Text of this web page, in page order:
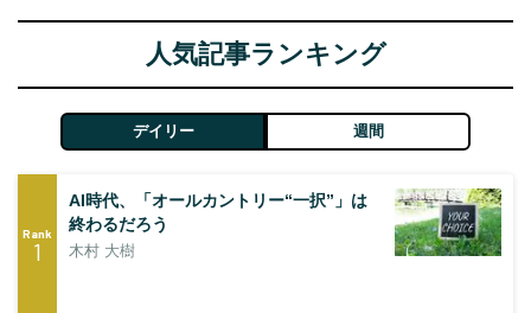
人気記事ランキング
デイリー 週間
Rank
1
AI時代、「オールカントリー“一択”」は
終わるだろう
木村 大樹